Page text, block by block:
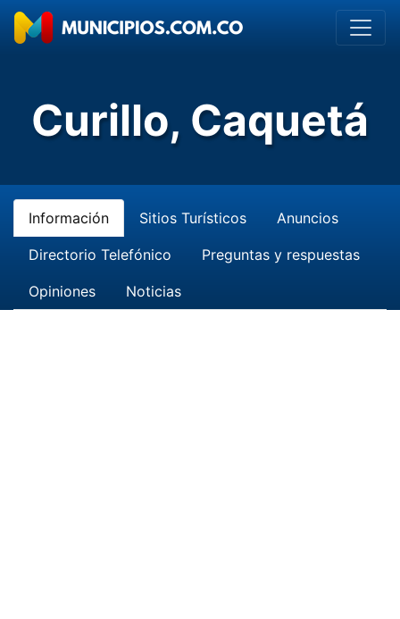
Curillo, Caquetá
Información Sitios Turísticos Anuncios
Directorio Telefónico Preguntas y respuestas
Opiniones Noticias